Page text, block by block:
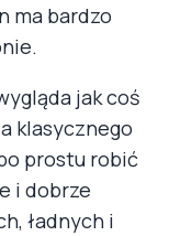
ma bardzo
jak coś
klasycznego
prostu robić
i dobrze
ładnych i